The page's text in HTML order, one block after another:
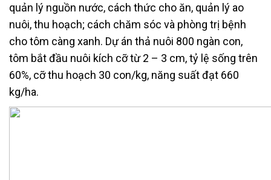
quản lý nguồn nước, cách thức cho ăn, quản lý ao
nuôi, thu hoạch; cách chăm sóc và phòng trị bệnh
cho tôm càng xanh. Dự án thả nuôi 800 ngàn con,
tôm bắt đầu nuôi kích cỡ từ 2 – 3 cm, tỷ lệ sống trên
60%, cỡ thu hoạch 30 con/kg, năng suất đạt 660
kg/ha.